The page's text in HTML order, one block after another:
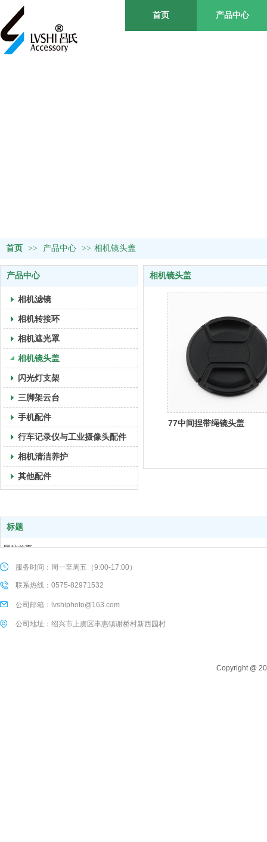
首页 产品中心
首页 >> 产品中心 >> 相机镜头盖
产品中心
相机滤镜
相机转接环
相机遮光罩
相机镜头盖
闪光灯支架
三脚架云台
手机配件
行车记录仪与工业摄像头配件
相机清洁养护
其他配件
相机镜头盖
77中间捏带绳镜头盖
标题
网站首页
关于我们
服务支持
新闻动态
联系我们
服务时间：周一至周五（9:00-17:00）
联系热线：0575-82971532
公司邮箱：lvshiphoto@163.com
公司地址：绍兴市上虞区丰惠镇谢桥村新西园村
Copyright @